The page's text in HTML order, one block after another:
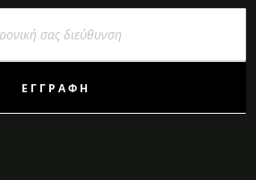
ΕΓΓΡΑΦΉ